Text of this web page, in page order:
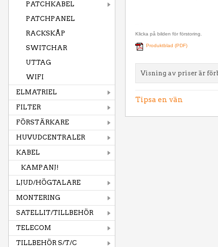
PATCHKABEL
PATCHPANEL
RACKSKÅP
SWITCHAR
UTTAG
WIFI
ELMATRIEL
FILTER
FÖRSTÄRKARE
HUVUDCENTRALER
KABEL
KAMPANJ!
LJUD/HÖGTALARE
MONTERING
SATELLIT/TILLBEHÖR
TELECOM
TILLBEHÖR S/T/C
Klicka på bilden för förstoring.
Produktblad (PDF)
Visning av priser är
Tipsa en vän